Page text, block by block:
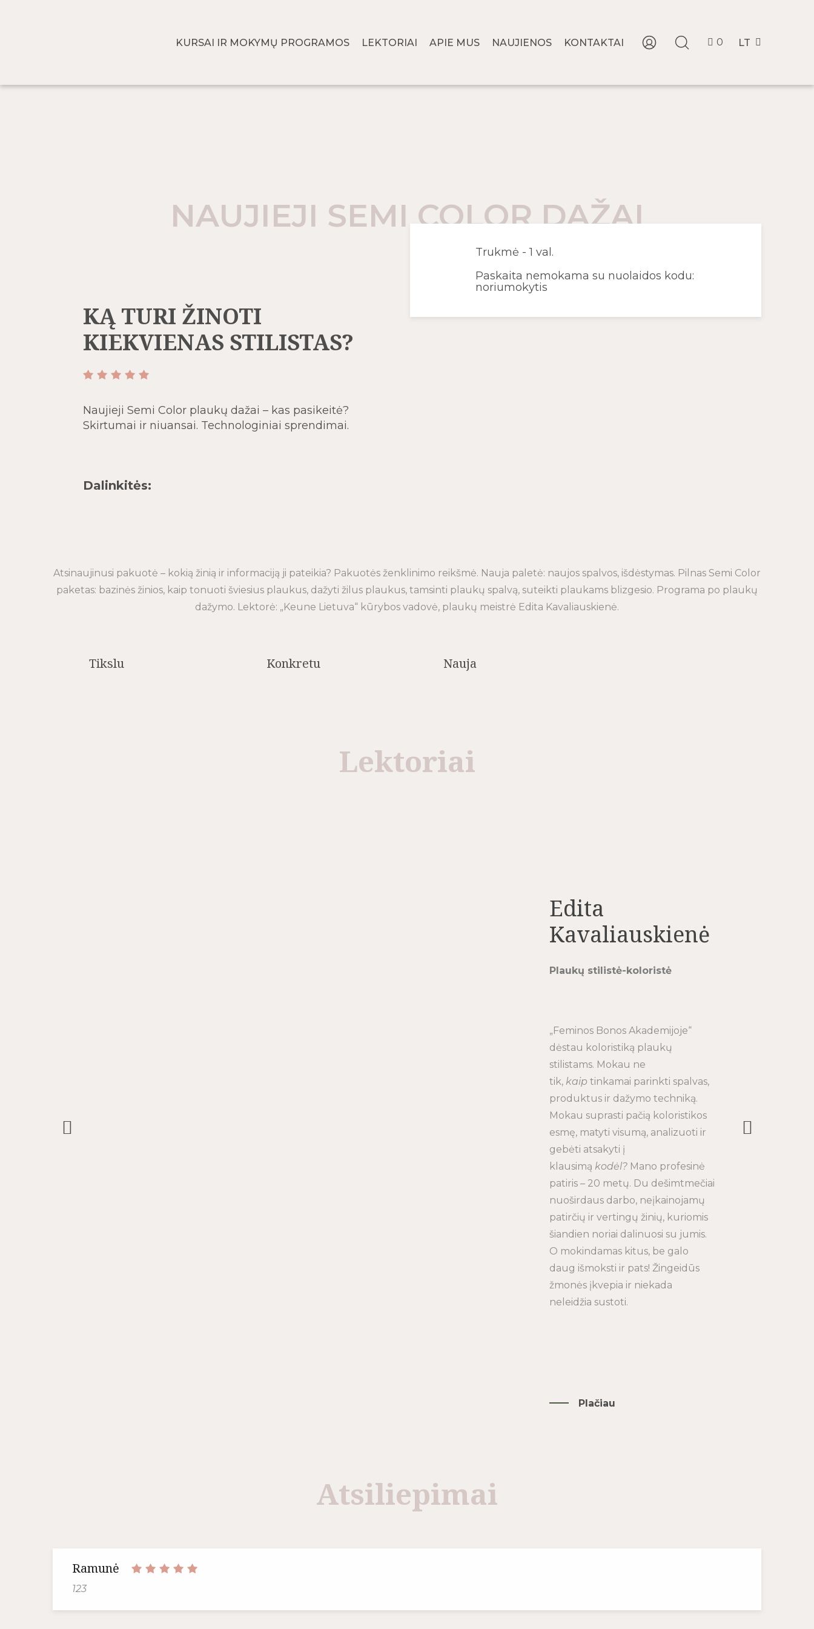
KURSAI IR MOKYMŲ PROGRAMOS LEKTORIAI APIE MUS NAUJIENOS KONTAKTAI 0 LT
NAUJIEJI SEMI COLOR DAŽAI
KĄ TURI ŽINOTI
KIEKVIENAS STILISTAS?
Naujieji Semi Color plaukų dažai – kas pasikeitė?
Skirtumai ir niuansai. Technologiniai sprendimai.
Dalinkitės:
Trukmė - 1 val.
Paskaita nemokama su nuolaidos kodu:
noriumokytis
Atsinaujinusi pakuotė – kokią žinią ir informaciją ji pateikia? Pakuotės ženklinimo reikšmė. Nauja paletė: naujos spalvos, išdėstymas. Pilnas Semi Color
paketas: bazinės žinios, kaip tonuoti šviesius plaukus, dažyti žilus plaukus, tamsinti plaukų spalvą, suteikti plaukams blizgesio. Programa po plaukų
dažymo. Lektorė: „Keune Lietuva“ kūrybos vadovė, plaukų meistrė Edita Kavaliauskienė.
Tikslu Konkretu Nauja
Lektoriai
Edita
Kavaliauskienė
Plaukų stilistė-koloristė
„Feminos Bonos Akademijoje“
dėstau koloristiką plaukų
stilistams. Mokau ne
tik, kaip tinkamai parinkti spalvas,
produktus ir dažymo techniką.
Mokau suprasti pačią koloristikos
esmę, matyti visumą, analizuoti ir
gebėti atsakyti į
klausimą kodėl? Mano profesinė
patiris – 20 metų. Du dešimtmečiai
nuoširdaus darbo, neįkainojamų
patirčių ir vertingų žinių, kuriomis
šiandien noriai dalinuosi su jumis.
O mokindamas kitus, be galo
daug išmoksti ir pats! Žingeidūs
žmonės įkvepia ir niekada
neleidžia sustoti.
Plačiau
Atsiliepimai
Ramunė
123